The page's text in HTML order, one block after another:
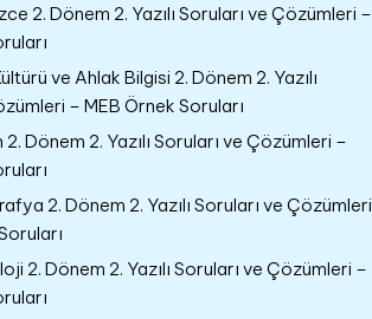
2. Dönem 2. Yazılı Soruları ve Çözümleri –
ve Ahlak Bilgisi 2. Dönem 2. Yazılı
– MEB Örnek Soruları
2. Dönem 2. Yazılı Soruları ve Çözümleri –
2. Dönem 2. Yazılı Soruları ve Çözümleri
2. Dönem 2. Yazılı Soruları ve Çözümleri –